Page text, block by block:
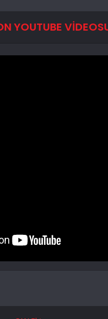
YOUTUBE